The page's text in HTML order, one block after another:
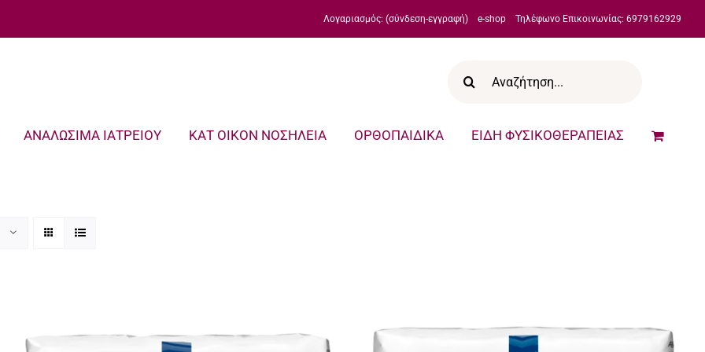
Λογαριασμός: (σύνδεση-εγγραφή) e-shop Τηλέφωνο Επικοινωνίας: 6979162929
για:
ΑΝΑΛΩΣΙΜΑ ΙΑΤΡΕΙΟΥ ΚΑΤ ΟΙΚΟΝ ΝΟΣΗΛΕΙΑ ΟΡΘΟΠΑΙΔΙΚΑ ΕΙΔΗ ΦΥΣΙΚΟΘΕΡΑΠΕΙΑΣ